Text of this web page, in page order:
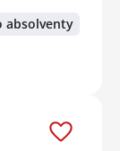
absolventy